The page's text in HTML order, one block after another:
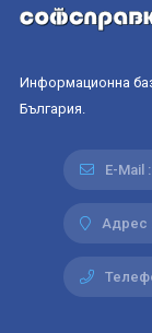
Информационна
България.
E-Mail :
Адрес